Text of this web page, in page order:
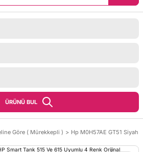
ÜRÜNÜ BUL
Göre ( Mürekkepli ) Hp M0H57AE GT51 Siyah